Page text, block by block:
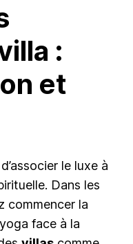
:
et
le luxe à
Dans les
commencer la
face à la